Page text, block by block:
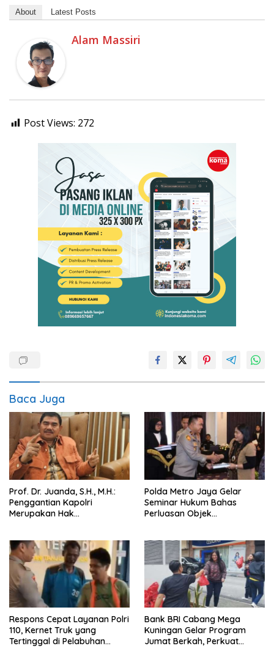
About Latest Posts
Alam Massiri
Post Views: 272
Baca Juga
Prof. Dr. Juanda, S.H., M.H.:
Penggantian Kapolri
Merupakan Hak
Dipertimbangkan
Polda Metro Jaya Gelar
Seminar Hukum Bahas
Perluasan Objek
Respons Cepat Layanan Polri
110, Kernet Truk yang
Tertinggal di Pelabuhan
Bank BRI Cabang Mega
Kuningan Gelar Program
Jumat Berkah, Perkuat